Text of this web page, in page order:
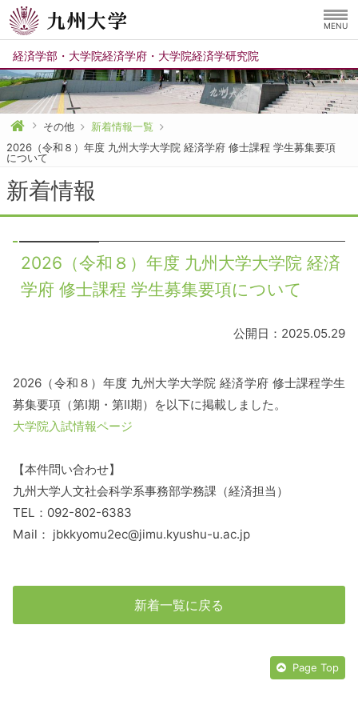
経済学部 ・ 大学院経済学府 ・ 大学院経済学研究院
MENU
その他
新着情報一覧
2026（令和８）年度 九州大学大学院 経済学府 修士課程 学生募集要項
について
新着情報
2026（令和８）年度 九州大学大学院 経済
学府 修士課程 学生募集要項について
公開日：2025.05.29
2026（令和８）年度 九州大学大学院 経済学府 修士課程学生
募集要項（第Ⅰ期・第Ⅱ期）を以下に掲載しました。
大学院入試情報ページ
【本件問い合わせ】
九州大学人文社会科学系事務部学務課（経済担当）
TEL：092-802-6383
Mail： jbkkyomu2ec@jimu.kyushu-u.ac.jp
新着一覧に戻る
Page Top